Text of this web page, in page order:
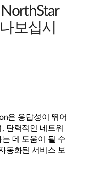
보십시
은 응답성이 뛰어
탄력적인 네트워
데 도움이 될 수
동화된 서비스 보